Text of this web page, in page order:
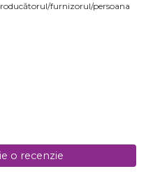
furnizorul/persoana
o recenzie